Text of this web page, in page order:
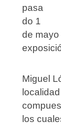
pasa
do 1
de mayo
Miguel
los